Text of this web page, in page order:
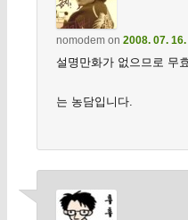
nomodemon 2008. 07.
설명만화가 없으므로 무
는 농담입니다.